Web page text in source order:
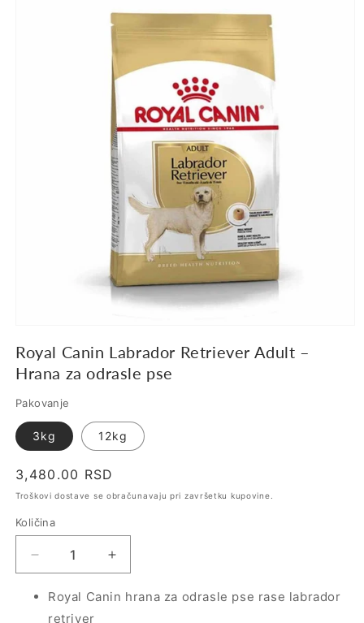
Royal Canin Labrador Retriever Adult –
Hrana za odrasle pse
Pakovanje
3kg 12kg
Regularna
cena
3,480.00 RSD
Troškovi dostave se obračunavaju pri završetku kupovine.
Količina
Smanji
količinu
za
Royal
Povećaj
količinu
za
Royal Canin hrana za odrasle pse rase labrador
retriver